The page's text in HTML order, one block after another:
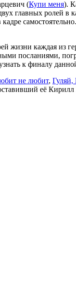
(Купи меня).
главных ролей в
жизни каждая из
посланиями,
к финалу
не любит, Гуляй,
её